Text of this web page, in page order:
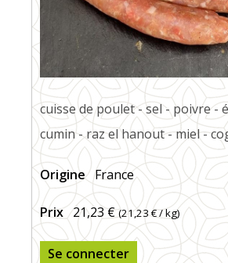
cuisse de poulet - sel - poivre -
cumin - raz el hanout - miel -
Origine France
Prix 21,23 € (21,23 €/ kg)
Se connecter